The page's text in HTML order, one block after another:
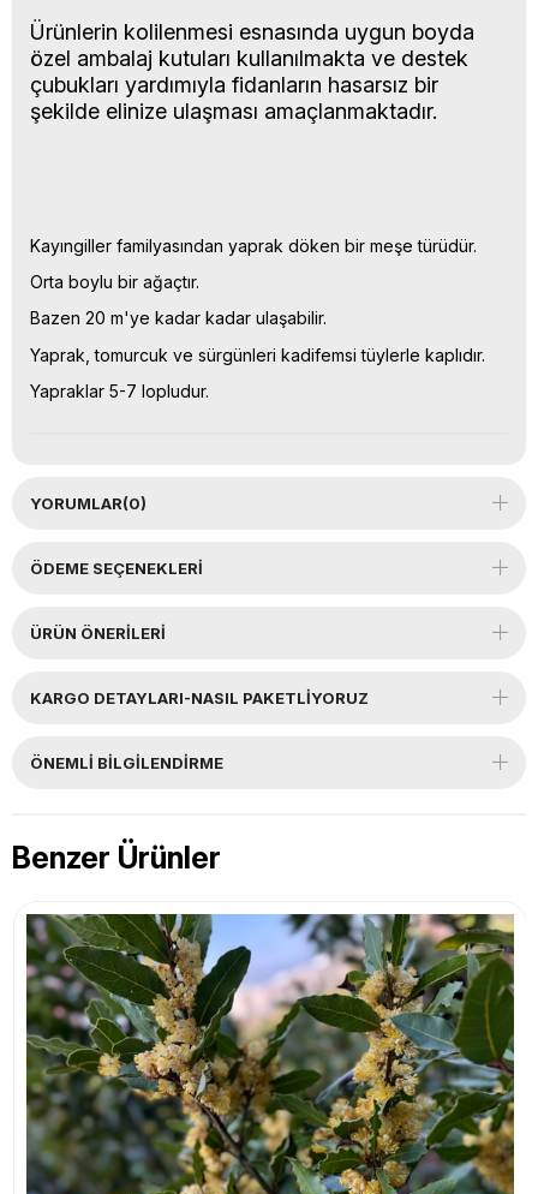
Ürünlerin kolilenmesi esnasında uygun boyda
özel ambalaj kutuları kullanılmakta ve destek
çubukları yardımıyla fidanların hasarsız bir
şekilde elinize ulaşması amaçlanmaktadır.
Kayıngiller familyasından yaprak döken bir meşe türüdür.
Orta boylu bir ağaçtır.
Bazen 20 m'ye kadar kadar ulaşabilir.
Yaprak, tomurcuk ve sürgünleri kadifemsi tüylerle kaplıdır.
Yapraklar 5-7 lopludur.
YORUMLAR(0)
ÖDEME SEÇENEKLERI
ÜRÜN ÖNERILERI
KARGO DETAYLARI-NASIL PAKETLİYORUZ
ÖNEMLI BILGILENDIRME
Benzer Ürünler